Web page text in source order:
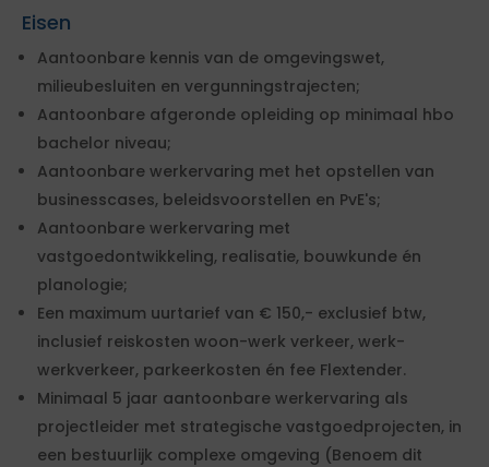
Eisen
Aantoonbare kennis van de omgevingswet,
milieubesluiten en vergunningstrajecten;
Aantoonbare afgeronde opleiding op minimaal hbo
bachelor niveau;
Aantoonbare werkervaring met het opstellen van
businesscases, beleidsvoorstellen en PvE's;
Aantoonbare werkervaring met
vastgoedontwikkeling, realisatie, bouwkunde én
planologie;
Een maximum uurtarief van € 150,- exclusief btw,
inclusief reiskosten woon-werk verkeer, werk-
werkverkeer, parkeerkosten én fee Flextender.
Minimaal 5 jaar aantoonbare werkervaring als
projectleider met strategische vastgoedprojecten, in
een bestuurlijk complexe omgeving (Benoem dit